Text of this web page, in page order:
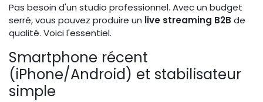
Pas besoin d'un studio professionnel. Avec un budget
serré, vous pouvez produire un live streaming B2B de
qualité. Voici l'essentiel.
Smartphone récent
(iPhone/Android) et stabilisateur
simple